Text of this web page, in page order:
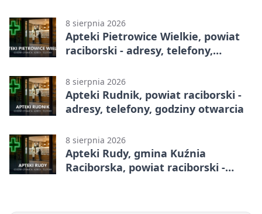
8 sierpnia 2026
Apteki Pietrowice Wielkie, powiat
raciborski - adresy, telefony,
8 sierpnia 2026
Apteki Rudnik, powiat raciborski -
adresy, telefony, godziny otwarcia
8 sierpnia 2026
Apteki Rudy, gmina Kuźnia
Raciborska, powiat raciborski -